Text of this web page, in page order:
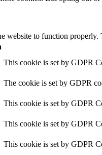
website to function
This cookie is set by GDPR
The cookie is set by GDPR
This cookie is set by GDPR
This cookie is set by GDPR
This cookie is set by GDPR